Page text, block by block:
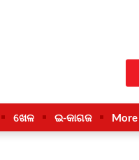
ଖେଳ ଇ-କାଗଜ More